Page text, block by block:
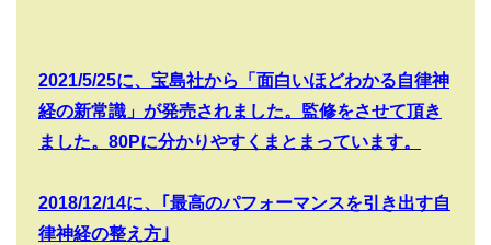
2021/5/25に、宝島社から「面白いほどわかる自律神
経の新常識」が発売されました。監修をさせて頂き
ました。 80Pに分かりやすくまとまっています。
2018/12/14に、｢最高のパフォーマンスを引き出す自
律神経の整え方｣